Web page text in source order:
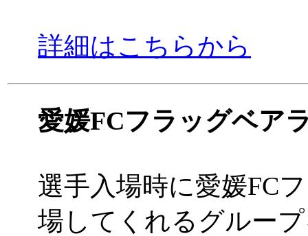
詳細はこちらから
愛媛FCフラッグベア
選手入場時に愛媛FC
場してくれるグルー